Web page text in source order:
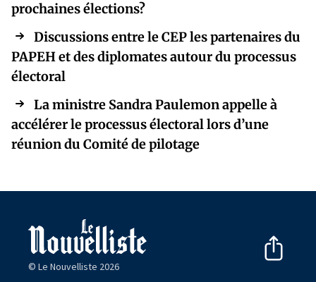
prochaines élections?
Discussions entre le CEP les partenaires du
PAPEH et des diplomates autour du processus
électoral
La ministre Sandra Paulemon appelle à
accélérer le processus électoral lors d’une
réunion du Comité de pilotage
© Le Nouvelliste 2026